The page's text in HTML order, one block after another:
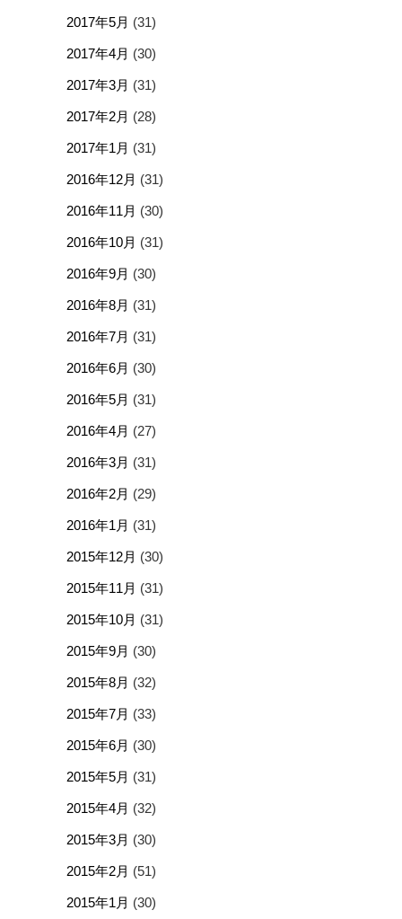
2017年5月 (31)
2017年4月 (30)
2017年3月 (31)
2017年2月 (28)
2017年1月 (31)
2016年12月 (31)
2016年11月 (30)
2016年10月 (31)
2016年9月 (30)
2016年8月 (31)
2016年7月 (31)
2016年6月 (30)
2016年5月 (31)
2016年4月 (27)
2016年3月 (31)
2016年2月 (29)
2016年1月 (31)
2015年12月 (30)
2015年11月 (31)
2015年10月 (31)
2015年9月 (30)
2015年8月 (32)
2015年7月 (33)
2015年6月 (30)
2015年5月 (31)
2015年4月 (32)
2015年3月 (30)
2015年2月 (51)
2015年1月 (30)